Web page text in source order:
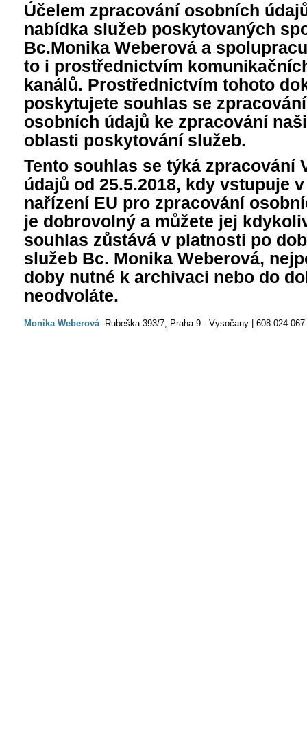
Účelem zpracování osobních
nabídka služeb poskytovaných
Bc.Monika Weberová a
to i prostřednictvím
kanálů. Prostřednictvím tohoto
poskytujete souhlas se
osobních údajů ke zpracování
oblasti poskytování služeb.
Tento souhlas se týká zpracování
údajů od 25.5.2018, kdy vstupuje
nařízení EU pro zpracování
je dobrovolný a můžete jej
souhlas zůstává v platnosti po
služeb Bc. Monika Weberová,
doby nutné k archivaci nebo do
neodvoláte.
Monika Weberová: Rubeška 393/7, Praha 9 - Vysočany | 608 024